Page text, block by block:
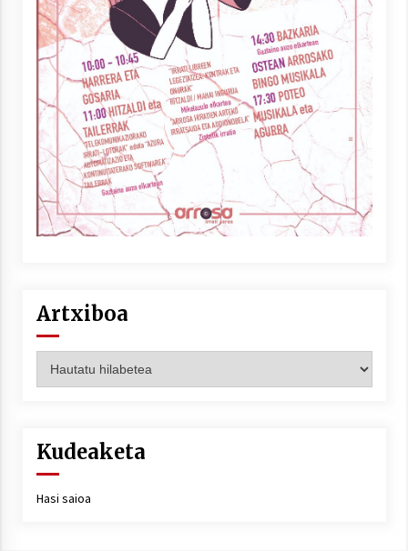
Artxiboa
Kudeaketa
Hasi saioa